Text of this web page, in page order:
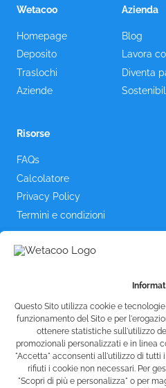
Questo Sito utilizza cookie e
funzionamento del Sito e per
ottenere statistiche sull'utilizzo
promozionali personalizzati e in linea
"Accetta" acconsenti all'utilizzo di tutti
rifiuti i cookie non necessari. Per
"Scopri di più e personalizza" o per
Wetacoo
Homepage
Deposito
Traslochi
Aziende
Azienda
Blog
Lavora
Diventa
Risorse
FAQs
Calcolatore
Privacy Policy
Termini e condizioni